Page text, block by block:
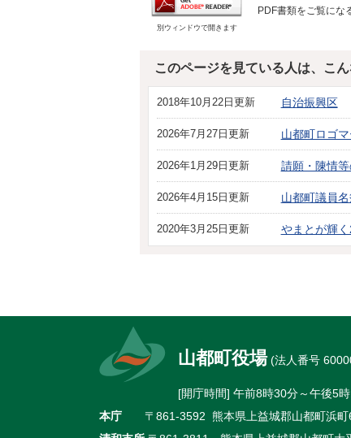
別ウィンドウで開きます
PDF書類をご覧にな
このページを見ている人は、こ
2018年10月22日更新 自治振興区
2026年7月27日更新 山都町ロゴ
2026年1月29日更新 請願・陳情
2026年4月15日更新 山都町議員
2020年3月25日更新 やまとが輝
山都町役場(法人番号
[開庁時間] 午前8時30分～午後5
本庁 〒861-3592 熊本県上益城郡山都町浜